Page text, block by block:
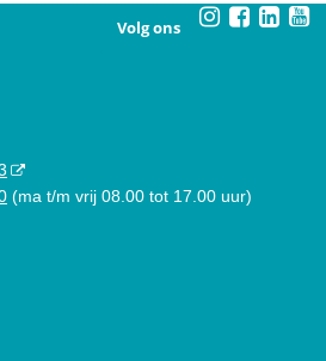
Volg ons
(ma t/m vrij 08.00 tot 17.00 uur)